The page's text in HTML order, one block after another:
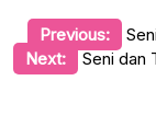
Post
navigation
Previous:
Next:
Seni dan